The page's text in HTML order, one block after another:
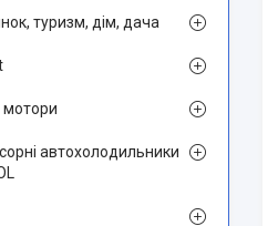
туризм, дім, дача
мотори
автохолодильники